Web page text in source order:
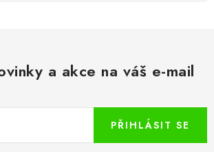
a akce na váš e-mail
PŘIHLÁSIT SE